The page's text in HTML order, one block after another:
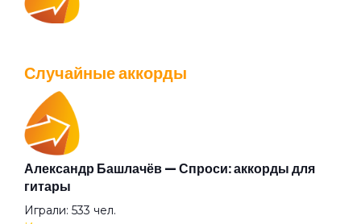
Отец Онуфрий
Откат
Очень красивая
Перейти
Валентин Стрыкало — Gay porn: аккорды для
гитары
Случайные аккорды
Александр Башлачёв — Спроси: аккорды для
гитары
Играли: 533 чел.